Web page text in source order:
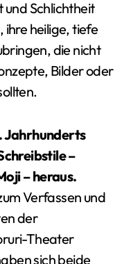
Schlichtheit
ihre heilige, tiefe
die nicht
Bilder oder
Jahrhunderts
–
– heraus.
Verfassen und
der
Theater
sich beide